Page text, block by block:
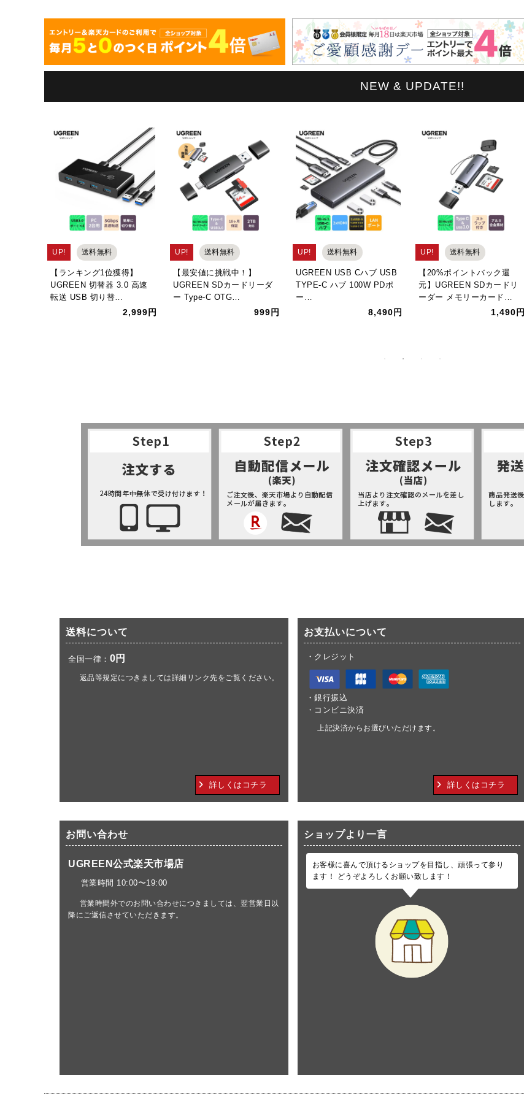
NEW & UPDATE!!
UP! 送料無料
【ランキング1位獲得】
UGREEN 切替器 3.0 高速
転送 USB 切り替…
2,999円
UP! 送料無料
【最安値に挑戦中！】
UGREEN SDカードリーダ
ー Type-C OTG…
999円
UP! 送料無料
UGREEN USB Cハブ USB
TYPE-C ハブ 100W PDポ
ー…
8,490円
UP! 送料無料
【20%ポイントバック還
元】UGREEN SDカードリ
ーダー メモリーカード…
1,490円
送料について
全国一律： 0円
返品等規定につきましては詳細リンク先をご覧ください。
詳しくはコチラ
お支払いについて
・クレジット
・銀行振込
・コンビニ決済
上記決済からお選びいただけます。
詳しくはコチラ
お問い合わせ
UGREEN公式楽天市場店
営業時間 10:00〜19:00
営業時間外でのお問い合わせにつきましては、翌営業日以
降にご返信させていただきます。
ショップより一言
お客様に喜んで頂けるショップを目指し、頑張って参り
ます！ どうぞよろしくお願い致します！